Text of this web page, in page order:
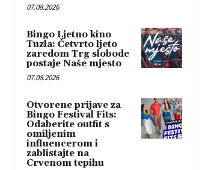
07.08.2026
Bingo Ljetno kino
Tuzla: Četvrto ljeto
zaredom Trg slobode
postaje Naše mjesto
07.08.2026
Otvorene prijave za
Bingo Festival Fits:
Odaberite outfit s
omiljenim
influencerom i
zablistajte na
Crvenom tepihu